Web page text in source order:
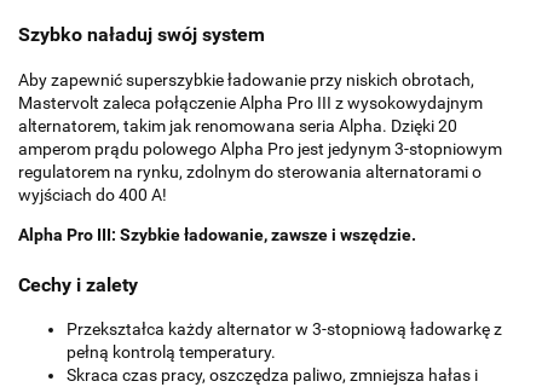
Szybko naładuj swój system
Aby zapewnić superszybkie ładowanie przy niskich obrotach,
Mastervolt zaleca połączenie Alpha Pro III z wysokowydajnym
alternatorem, takim jak renomowana seria Alpha. Dzięki 20
amperom prądu polowego Alpha Pro jest jedynym 3-stopniowym
regulatorem na rynku, zdolnym do sterowania alternatorami o
wyjściach do 400 A!
Alpha Pro III: Szybkie ładowanie, zawsze i wszędzie.
Cechy i zalety
Przekształca każdy alternator w 3-stopniową ładowarkę z
pełną kontrolą temperatury.
Skraca czas pracy, oszczędza paliwo, zmniejsza hałas i